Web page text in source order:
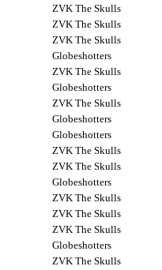
ZVK The Skulls
ZVK The Skulls
ZVK The Skulls
Globeshotters
ZVK The Skulls
Globeshotters
ZVK The Skulls
Globeshotters
Globeshotters
ZVK The Skulls
ZVK The Skulls
Globeshotters
ZVK The Skulls
ZVK The Skulls
ZVK The Skulls
Globeshotters
ZVK The Skulls